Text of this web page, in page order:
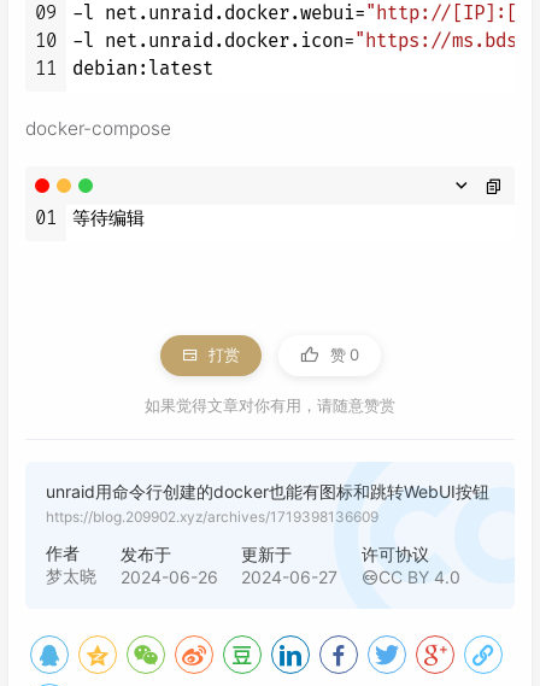
09
10
11
-l net.unraid.docker.webui="http://
-l net.unraid.docker.icon="https://
docker-compose
01
打赏 赞 0
如果觉得文章对你有用，请随意赞赏
unraid用命令行创建的docker也能有图标和跳转WebUI按钮
https://blog.209902.xyz/archives/1719398136609
作者
梦太晓
发布于
2024-06-26
更新于
2024-06-27
许可协议
CC BY 4.0